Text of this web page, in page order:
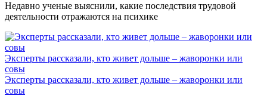
Недавно ученые выяснили, какие последствия трудовой
деятельности отражаются на психике
Эксперты рассказали, кто живет дольше – жаворонки или
совы
Эксперты рассказали, кто живет дольше – жаворонки или
совы